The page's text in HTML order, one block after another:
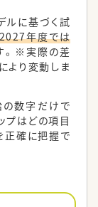
ルに基づく試
年度では
。※実際の差
より変動しま
の数字だけで
プはどの項目
正確に把握で